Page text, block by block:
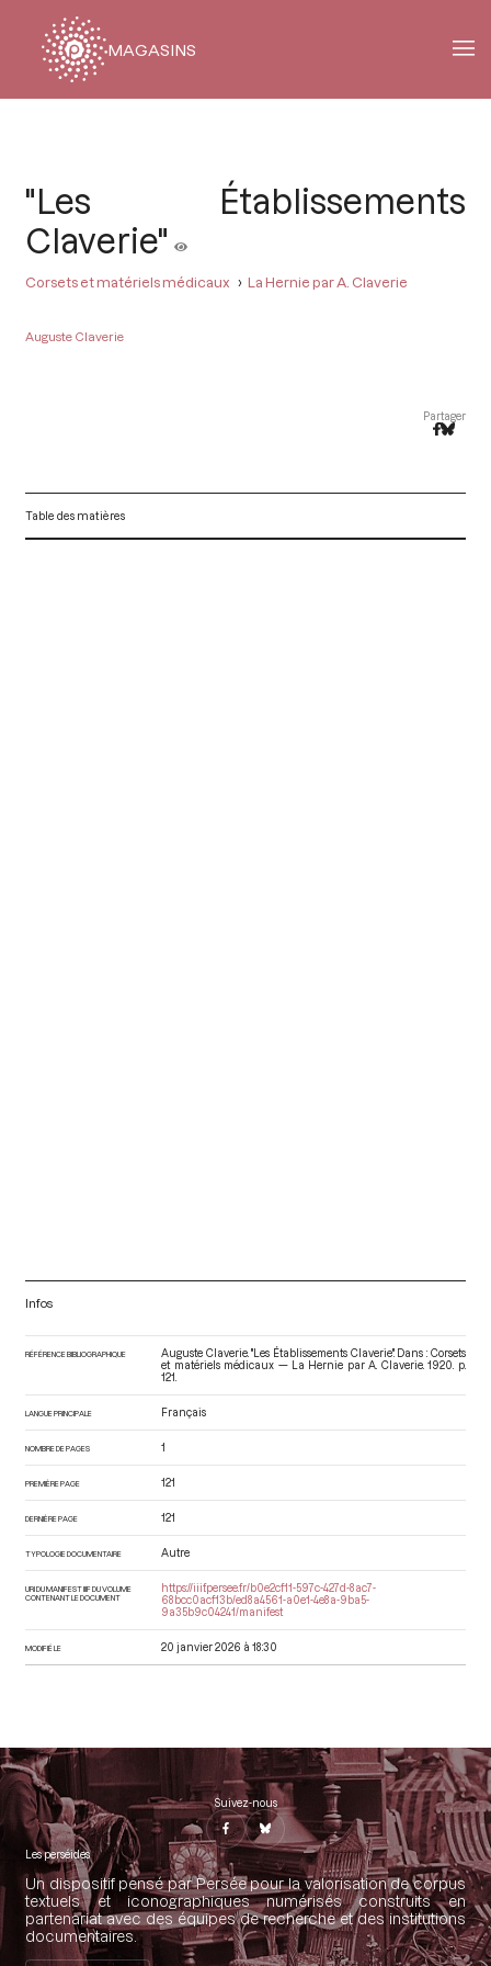
MAGASINS
"Les Établissements
Claverie"
Corsets et matériels médicaux La Hernie par A. Claverie
Auguste Claverie
Partager
Table des matières
Infos
RÉFÉRENCE BIBLIOGRAPHIQUE
Auguste Claverie. "Les Établissements Claverie". Dans : Corsets
et matériels médicaux — La Hernie par A. Claverie. 1920. p.
121.
LANGUE PRINCIPALE Français
NOMBRE DE PAGES 1
PREMIÈRE PAGE 121
DERNIÈRE PAGE 121
TYPOLOGIE DOCUMENTAIRE Autre
URI DU MANIFEST IIIF DU VOLUME
CONTENANT LE DOCUMENT
https://iiif.persee.fr/b0e2cf11-597c-427d-8ac7-
68bcc0acf13b/ed8a4561-a0e1-4e8a-9ba5-
9a35b9c04241/manifest
MODIFIÉ LE 20 janvier 2026 à 18:30
Suivez-nous
Les perséides
Un dispositif pensé par Persée pour la valorisation de corpus
textuels et iconographiques numérisés construits en
partenariat avec des équipes de recherche et des institutions
documentaires.